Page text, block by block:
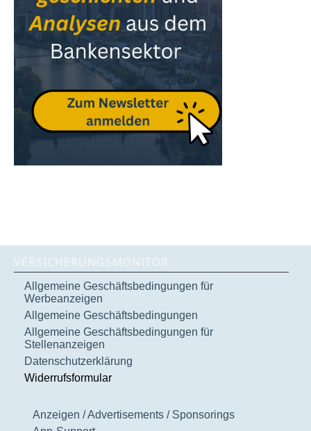
VERSICHERUNGSMONITOR
Allgemeine Geschäftsbedingungen für
Werbeanzeigen
Allgemeine Geschäftsbedingungen
Allgemeine Geschäftsbedingungen für
Stellenanzeigen
Datenschutzerklärung
Widerrufsformular
Anzeigen / Advertisements / Sponsorings